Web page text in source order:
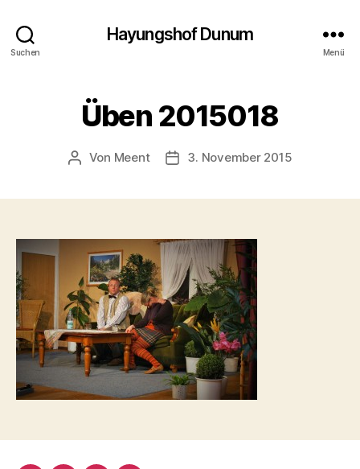
Suchen
Hayungshof Dunum
Menü
Üben 2015018
Beitragsautor
Von Meent Beitragsdatum
3. November 2015